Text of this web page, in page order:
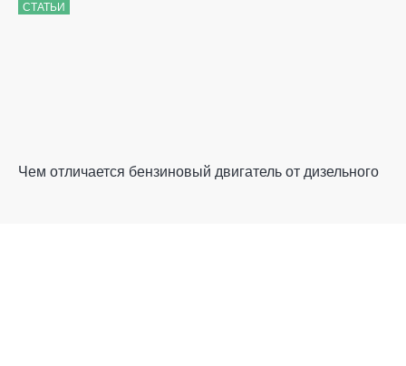
СТАТЬИ
Чем отличается бензиновый двигатель от дизельного